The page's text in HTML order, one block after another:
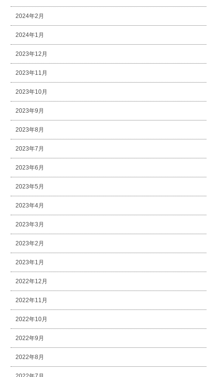
2024年2月
2024年1月
2023年12月
2023年11月
2023年10月
2023年9月
2023年8月
2023年7月
2023年6月
2023年5月
2023年4月
2023年3月
2023年2月
2023年1月
2022年12月
2022年11月
2022年10月
2022年9月
2022年8月